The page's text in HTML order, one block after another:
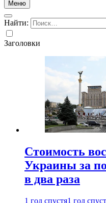
Меню
Найти:
Заголовки
Стоимость
Украины за
в два раза
1 год спустя1 год